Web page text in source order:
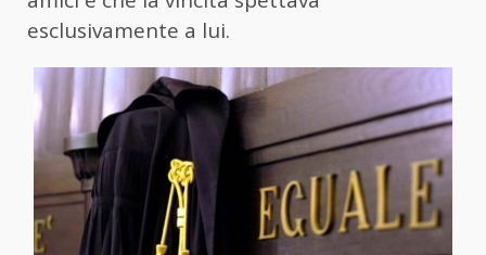
esclusivamente a lui.